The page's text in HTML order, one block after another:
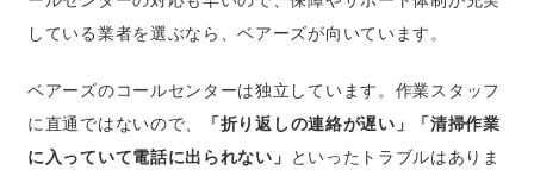
している業者を選ぶなら、ベアーズが向いています。
ベアーズのコールセンターは独立しています。作業スタッフ
に直通ではないので、
「折り返しの連絡が遅い」「清掃作業
に入っていて電話に出られない」 といったトラブルはありま